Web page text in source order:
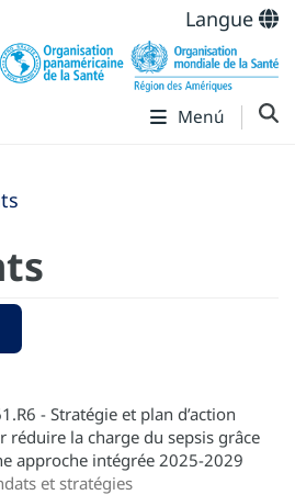
Langue
Menú
- Stratégie et plan d’action
réduire la charge du sepsis grâce
approche intégrée 2025-2029
et stratégies